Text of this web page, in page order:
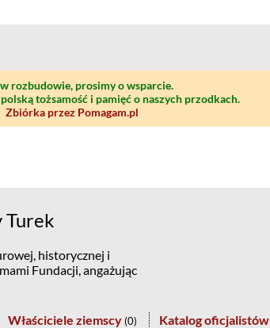
rozbudowie, prosimy o wsparcie.
tożsamość i pamięć o naszych przodkach.
Zbiórka przez Pomagam.pl
Turek
historycznej i
Fundacji, angażując
Właściciele ziemscy (0) Katalog oficjalistów